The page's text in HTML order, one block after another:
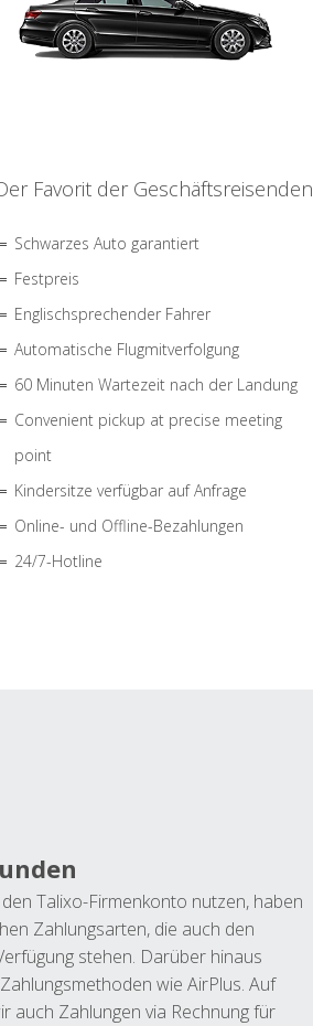
Favorit der Geschäftsreisenden
Schwarzes Auto garantiert
Festpreis
Englischsprechender Fahrer
Automatische Flugmitverfolgung
60 Minuten Wartezeit nach der Landung
Convenient pickup at precise meeting
point
Kindersitze verfügbar auf Anfrage
Online- und Offline-Bezahlungen
24/7-Hotline
Talixo-Firmenkonto nutzen, haben
Zahlungsarten, die auch den
stehen. Darüber hinaus
wie AirPlus. Auf
auch Zahlungen via Rechnung für